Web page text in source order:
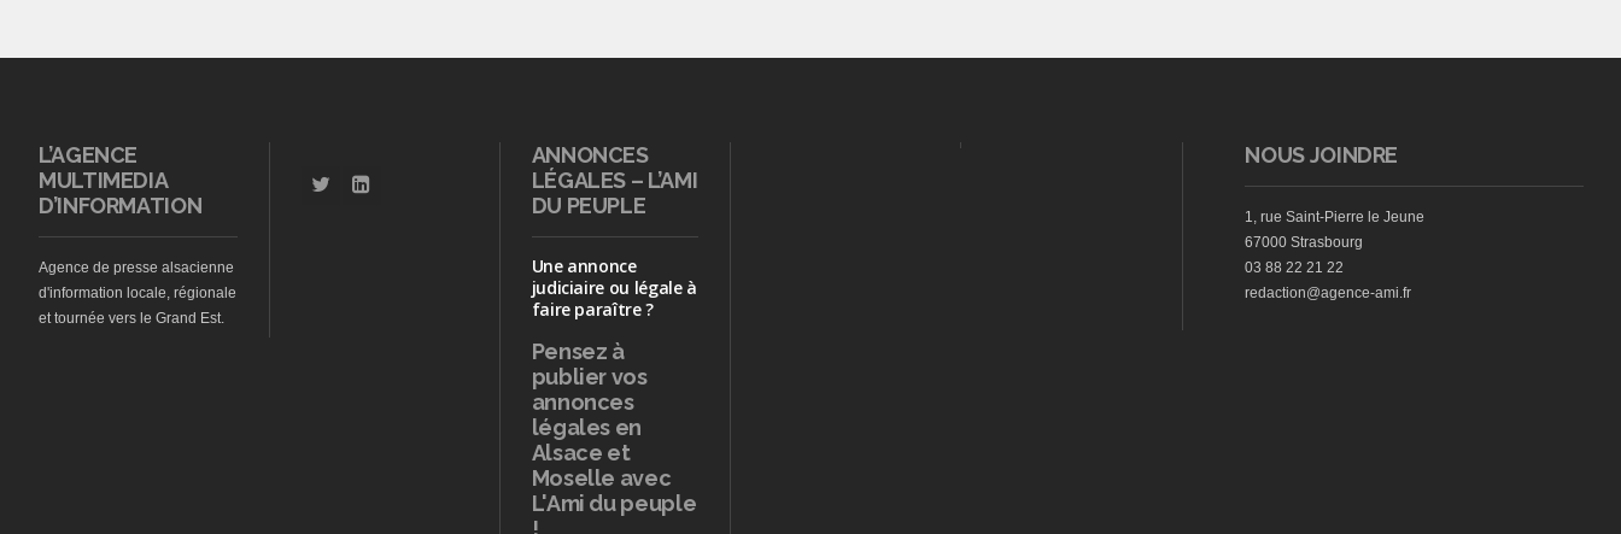
L’AGENCE
MULTIMEDIA
D’INFORMATION
Agence de presse alsacienne
d'information locale, régionale
et tournée vers le Grand Est.
ANNONCES
LÉGALES – L’AMI
DU PEUPLE
Une annonce
judiciaire ou légale à
faire paraître ?
Pensez à
publiervos
annonces
légales en
Alsace et
Moselle avec
L'Ami du peuple
!
NOUS JOINDRE
1, rue Saint-Pierre le Jeune
67000 Strasbourg
03 88 22 21 22
redaction@agence-ami.fr